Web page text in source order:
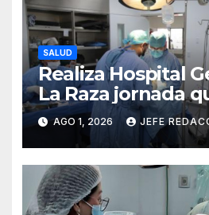
SALUD
Realiza Hospital
La Raza jornada
que transforma la
menores con
hendido
AGO 1, 2026 JEFE